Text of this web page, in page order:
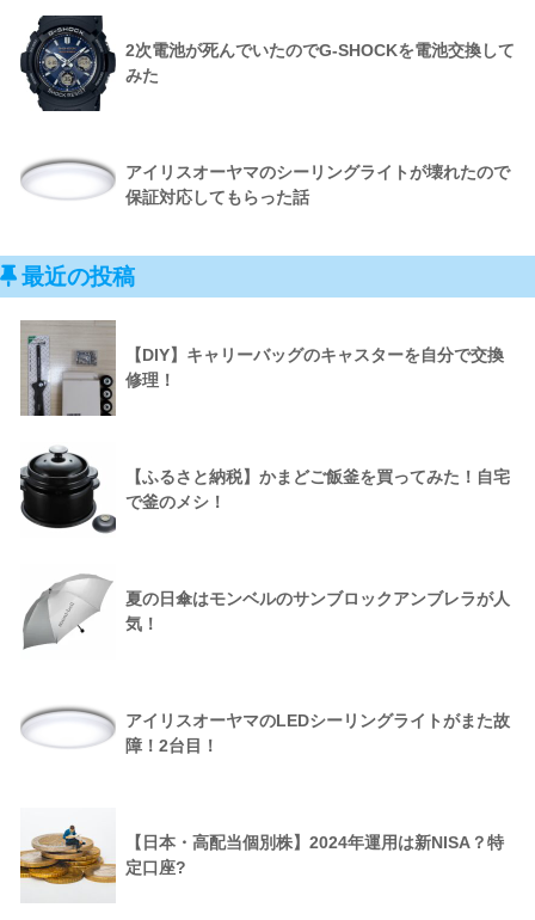
2次電池が死んでいたのでG-SHOCKを電池交換して
みた
アイリスオーヤマのシーリングライトが壊れたので
保証対応してもらった話
最近の投稿
【DIY】キャリーバッグのキャスターを自分で交換
修理！
【ふるさと納税】かまどご飯釜を買ってみた！自宅
で釜のメシ！
夏の日傘はモンベルのサンブロックアンブレラが人
気！
アイリスオーヤマのLEDシーリングライトがまた故
障！2台目！
【日本・高配当個別株】2024年運用は新NISA？特
定口座?